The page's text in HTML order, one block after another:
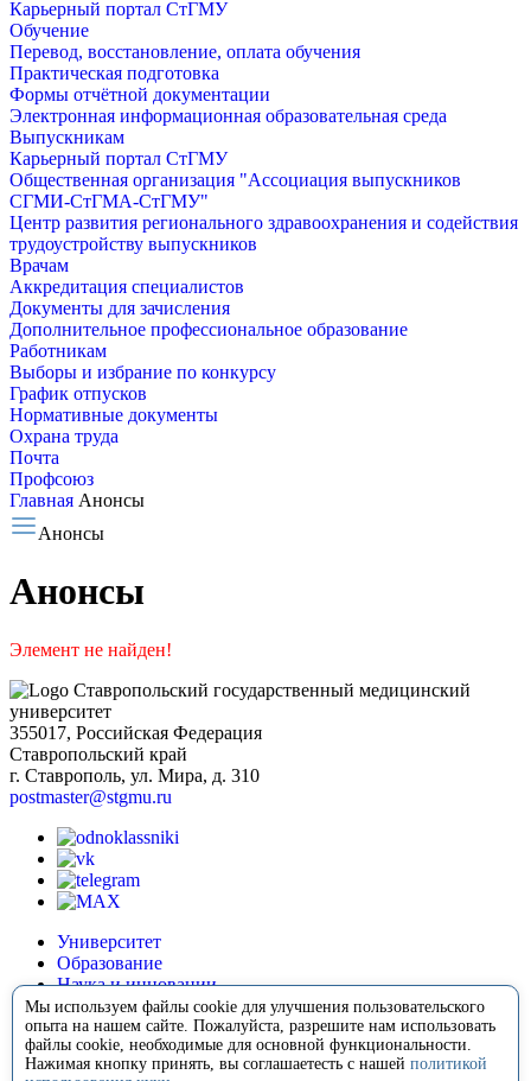
Мы используем файлы cookie для улучшения пользовательского
опыта на нашем сайте. Пожалуйста, разрешите нам использовать
файлы cookie, необходимые для основной функциональности.
Нажимая кнопку принять, вы соглашаетесть с нашей политикой
Карьерный портал СтГМУ
Обучение
Перевод, восстановление, оплата обучения
Практическая подготовка
Формы отчётной документации
Электронная информационная образовательная среда
Выпускникам
Карьерный портал СтГМУ
Общественная организация "Ассоциация выпускников
СГМИ-СтГМА-СтГМУ"
Центр развития регионального здравоохранения и содействия
трудоустройству выпускников
Врачам
Аккредитация специалистов
Документы для зачисления
Дополнительное профессиональное образование
Работникам
Выборы и избрание по конкурсу
График отпусков
Нормативные документы
Охрана труда
Почта
Профсоюз
Главная Анонсы
Анонсы
Анонсы
Элемент не найден!
Ставропольский государственный медицинский
университет
355017, Российская Федерация
Ставропольский край
г. Ставрополь, ул. Мира, д. 310
postmaster@stgmu.ru
Университет
Образование
Наука и инновации
Медицина
Международная деятельность
Внеучебная деятельность
Сотрудничество